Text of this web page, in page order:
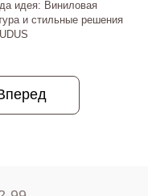
идея: Виниловая
и стильные решения